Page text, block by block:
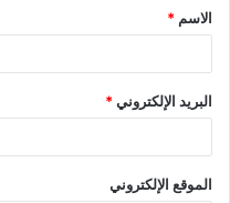
*
الاسم *
البريد الإلكتروني*
الموقع الإلكتروني